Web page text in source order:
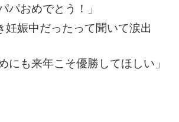
パおめでとう！」
妊娠中だったって聞いて涙出
にも来年こそ優勝してほしい」